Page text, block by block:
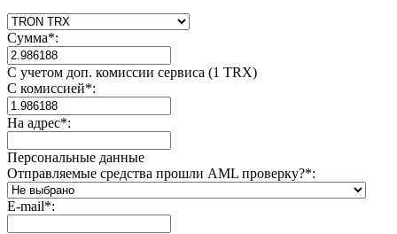
Сумма*:
С учетом доп. комиссии сервиса (1 TRX)
С комиссией*:
На адрес*:
Персональные данные
Отправляемые средства прошли AML проверку?*:
E-mail*: